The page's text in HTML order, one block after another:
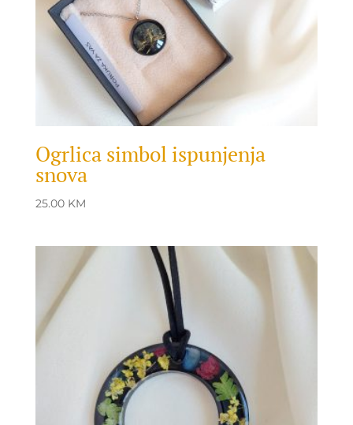
Ogrlica simbol ispunjenja
snova
25.00 KM